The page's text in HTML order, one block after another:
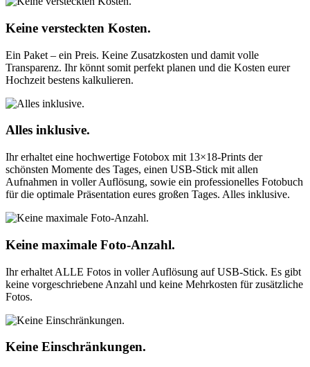
Keine versteckten Kosten.
Ein Paket – ein Preis. Keine Zusatzkosten und damit volle
Transparenz. Ihr könnt somit perfekt planen und die Kosten eurer
Hochzeit bestens kalkulieren.
Alles inklusive.
Ihr erhaltet eine hochwertige Fotobox mit 13×18-Prints der
schönsten Momente des Tages, einen USB-Stick mit allen
Aufnahmen in voller Auflösung, sowie ein professionelles Fotobuch
für die optimale Präsentation eures großen Tages. Alles inklusive.
Keine maximale Foto-Anzahl.
Ihr erhaltet ALLE Fotos in voller Auflösung auf USB-Stick. Es gibt
keine vorgeschriebene Anzahl und keine Mehrkosten für zusätzliche
Fotos.
Keine Einschränkungen.